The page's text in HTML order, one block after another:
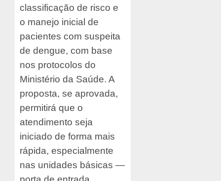
classificação de risco e
o manejo inicial de
pacientes com suspeita
de dengue, com base
nos protocolos do
Ministério da Saúde. A
proposta, se aprovada,
permitirá que o
atendimento seja
iniciado de forma mais
rápida, especialmente
nas unidades básicas —